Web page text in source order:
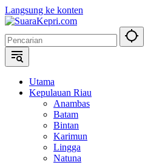
Langsung ke konten
Utama
Kepulauan Riau
Anambas
Batam
Bintan
Karimun
Lingga
Natuna